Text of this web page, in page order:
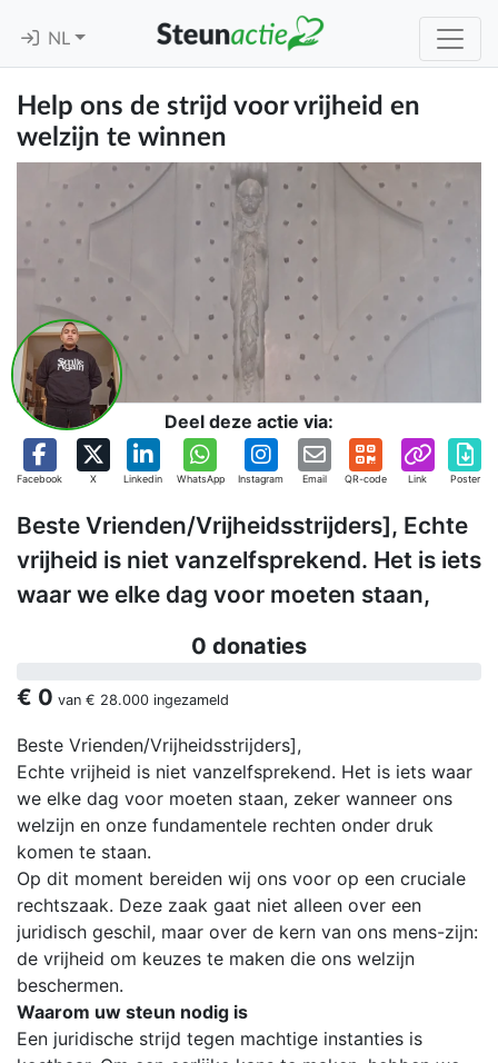
NL
Help ons de strijd voor vrijheid en
welzijn te winnen
Deel deze actie via:
Facebook X Linkedin WhatsApp Instagram Email QR-code Link Poster
Beste Vrienden/Vrijheidsstrijders], Echte
vrijheid is niet vanzelfsprekend. Het is iets
waar we elke dag voor moeten staan,
0 donaties
€ 0 van € 28.000 ingezameld
Beste Vrienden/Vrijheidsstrijders],
Echte vrijheid is niet vanzelfsprekend. Het is iets waar
we elke dag voor moeten staan, zeker wanneer ons
welzijn en onze fundamentele rechten onder druk
komen te staan.
Op dit moment bereiden wij ons voor op een cruciale
rechtszaak. Deze zaak gaat niet alleen over een
juridisch geschil, maar over de kern van ons mens-zijn:
de vrijheid om keuzes te maken die ons welzijn
beschermen.
Waarom uw steun nodig is
Een juridische strijd tegen machtige instanties is